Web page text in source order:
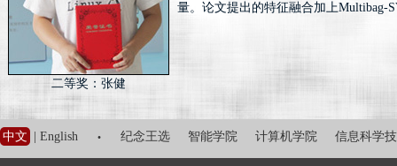
二等奖：张健
量。论文提出的特征融合加上Multibag-
中文 English · 纪念王选 智能学院 计算机学院 信息科学